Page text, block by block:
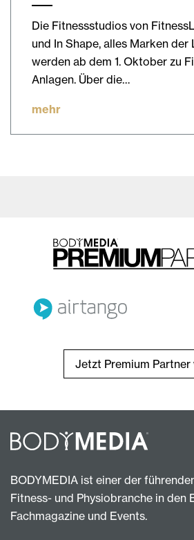
Die Fitnessstudios von
und In Shape, alles Marken
werden ab dem 1. Oktober zu
Anlagen. Über die…
mehr
Jetzt Premium Partner
BODYMEDIA ist einer der
Fitness- und Physiobranche in den
Fachmagazine und Events.